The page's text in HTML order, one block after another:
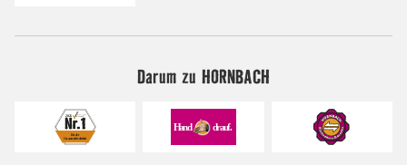
Darum zu HORNBACH